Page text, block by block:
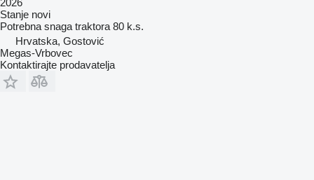
Stanje novi
Potrebna snaga traktora 80 k.s.
Hrvatska, Gostović
Megas-Vrbovec
Kontaktirajte prodavatelja